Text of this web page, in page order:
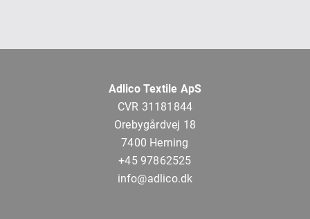
Adlico Textile ApS
CVR 31181844
Orebygårdvej 18
7400 Herning
+45 97862525
info@adlico.dk